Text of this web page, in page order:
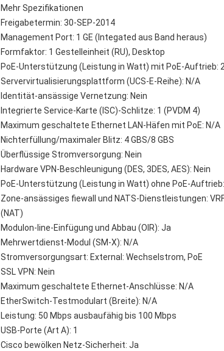
Mehr Spezifikationen
Freigabetermin: 30-SEP-2014
Management Port: 1 GE (Integated aus Band heraus)
Formfaktor: 1 Gestelleinheit (RU), Desktop
PoE-Unterstützung (Leistung in Watt) mit PoE-Auftrieb:
Servervirtualisierungsplattform (UCS-E-Reihe): N/A
Identität-ansässige Vernetzung: Nein
Integrierte Service-Karte (ISC)-Schlitze: 1 (PVDM 4)
Maximum geschaltete Ethernet LAN-Häfen mit PoE: N/A
Nichterfüllung/maximaler Blitz: 4 GBS/8 GBS
Überflüssige Stromversorgung: Nein
Hardware VPN-Beschleunigung (DES, 3DES, AES): Nein
PoE-Unterstützung (Leistung in Watt) ohne PoE-
Zone-ansässiges fiewall und NATS-Dienstleistungen:
(NAT)
Modulon-line-Einfügung und Abbau (OIR): Ja
Mehrwertdienst-Modul (SM-X): N/A
Stromversorgungsart: External: Wechselstrom, PoE
SSL VPN: Nein
Maximum geschaltete Ethernet-Anschlüsse: N/A
EtherSwitch-Testmodulart (Breite): N/A
Leistung: 50 Mbps ausbaufähig bis 100 Mbps
USB-Porte (Art A): 1
Cisco bewölken Netz-Sicherheit: Ja